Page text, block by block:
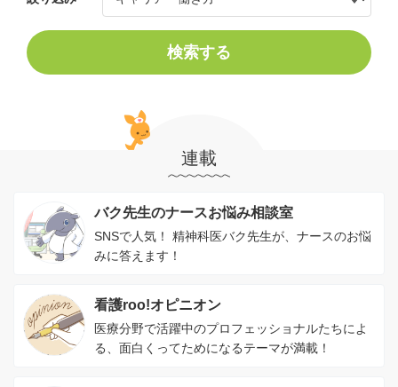
検索する
連載
バク先生のナースお悩み相談室
SNSで人気！ 精神科医バク先生が、ナースのお悩
みに答えます！
看護roo!オピニオン
医療分野で活躍中のプロフェッショナルたちによ
る、面白くってためになるテーマが満載！